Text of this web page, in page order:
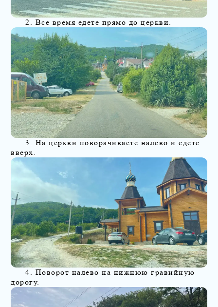
2. Все время едете прямо до церкви.
3. На церкви поворачиваете налево и едете
вверх.
4. Поворот налево на нижнюю гравийную
дорогу.